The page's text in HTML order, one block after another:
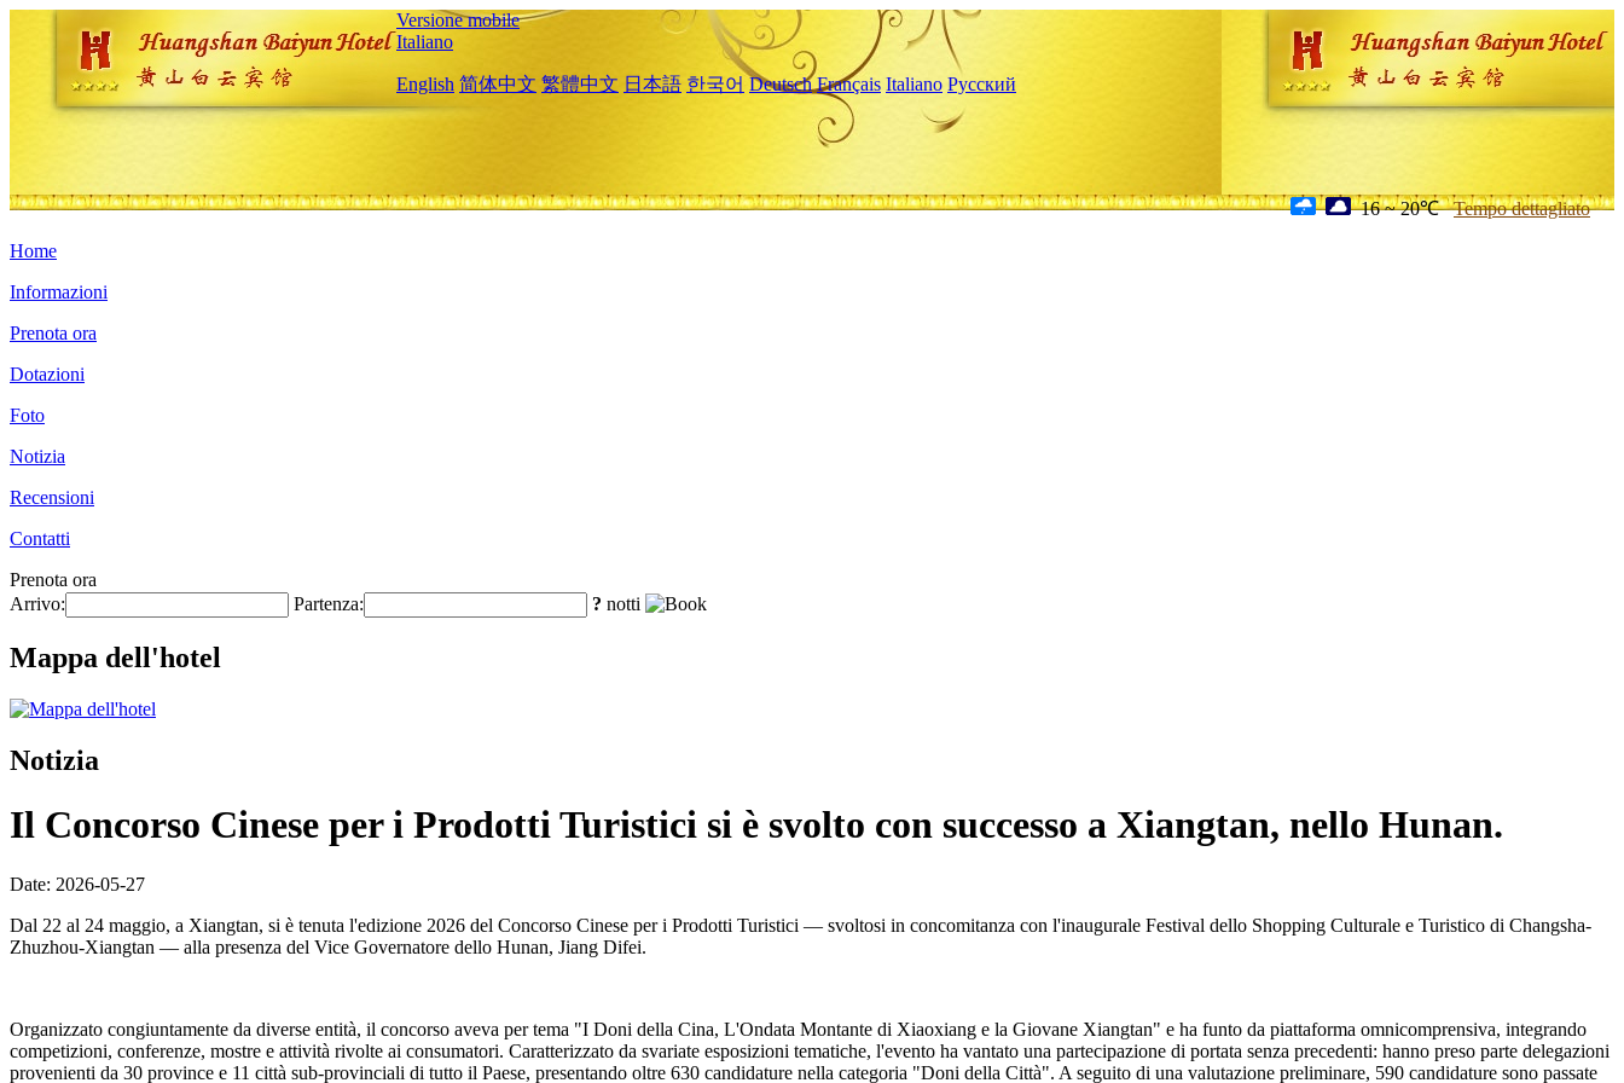
Versione mobile
Italiano
English 简体中文 繁體中文 日本語 한국어 Deutsch Français Italiano Русский
16 ~ 20℃ Tempo dettagliato
Home
Informazioni
Prenota ora
Dotazioni
Foto
Notizia
Recensioni
Contatti
Prenota ora
Arrivo:
Partenza: ? notti
Mappa dell'hotel
Notizia
Il Concorso Cinese per i Prodotti Turistici si è svolto con successo a Xiangtan, nello Hunan.
Date: 2026-05-27
Dal 22 al 24 maggio, a Xiangtan, si è tenuta l'edizione 2026 del Concorso Cinese per i Prodotti Turistici — svoltosi in concomitanza con l'inaugurale Festival dello Shopping Culturale e Turistico di Changsha-
Zhuzhou-Xiangtan — alla presenza del Vice Governatore dello Hunan, Jiang Difei.
Organizzato congiuntamente da diverse entità, il concorso aveva per tema "I Doni della Cina, L'Ondata Montante di Xiaoxiang e la Giovane Xiangtan" e ha funto da piattaforma omnicomprensiva, integrando
competizioni, conferenze, mostre e attività rivolte ai consumatori. Caratterizzato da svariate esposizioni tematiche, l'evento ha vantato una partecipazione di portata senza precedenti: hanno preso parte delegazioni
provenienti da 30 province e 11 città sub-provinciali di tutto il Paese, presentando oltre 630 candidature nella categoria "Doni della Città". A seguito di una valutazione preliminare, 590 candidature sono passate